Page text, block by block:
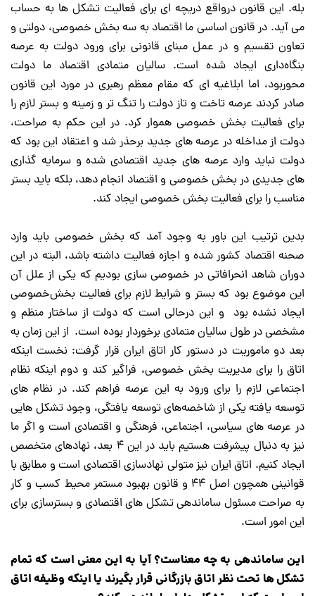
بله. این قانون درواقع دریچه ای برای فعالیت تشکل ها به حساب
می آید. در قانون اساسی ما اقتصاد به سه بخش خصوصی، دولتی و
تعاون تقسیم و در عمل مبنای قانونی برای ورود دولت به عرصه
بنگاه‌داری ایجاد شده است. سالیان متمادی اقتصاد ما دولت
محوربود، اما ابلاغیه ای که مقام معظم رهبری در مورد این قانون
صادر کردند عرصه تاخت و تاز دولت را تنگ تر و زمینه و بستر لازم را
برای فعالیت بخش خصوصی هموار کرد. در این حکم به صراحت،
دولت از مداخله در عرصه های جدید برحذر شد و اعتقاد این بود که
دولت نباید وارد عرصه های جدید اقتصادی شده و سرمایه گذاری
های جدیدی در بخش خصوصی و اقتصاد انجام دهد، بلکه باید بستر
مناسب را برای فعالیت بخش خصوصی ایجاد کند.
بدین ترتیب این باور به وجود آمد که بخش خصوصی باید وارد
صحنه اقتصاد کشور شده و اجازه فعالیت داشته باشد، البته در این
دوران شاهد انحرافاتی در خصوصی سازی بودیم که یکی از علل آن
این موضوع بود که بستر و شرایط لازم برای فعالیت بخش‌خصوصی
ایجاد نشده بود و این درحالی است که دولت از ساختار منظم و
مشخصی در طول سالیان متمادی برخوردار بوده است. از این زمان به
بعد دو ماموریت در دستور کار اتاق ایران قرار گرفت: نخست اینکه
اتاق را برای مدیریت بخش خصوصی، فراگیر کند و دوم اینکه نظام
اجتماعی لازم را برای ورود به این عرصه فراهم کند. در نظام های
توسعه یافته یکی از شاخصه‌های توسعه یافتگی، وجود تشکل هایی
در عرصه های سیاسی، اجتماعی، فرهنگی و اقتصادی است و اگر ما
نیز به دنبال پیشرفت هستیم باید در این ۴ بعد، نهادهای متخصص
ایجاد کنیم. اتاق ایران نیز متولی نهادسازی اقتصادی است و مطابق با
قوانینی همچون اصل ۴۴ و قانون بهبود مستمر محیط کسب و کار
به صراحت مسئول ساماندهی تشکل های اقتصادی و بسترسازی برای
این امور است.
این ساماندهی به چه معناست؟ آیا به این معنی است که تمام
تشکل ها تحت نظر اتاق بازرگانی قرار بگیرند یا اینکه وظیفه اتاق